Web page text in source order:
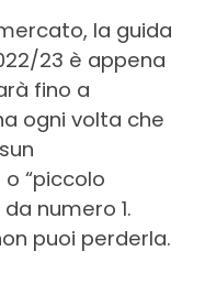
la guida
23 è appena
fino a
ogni volta che
“piccolo
numero 1.
puoi perderla.